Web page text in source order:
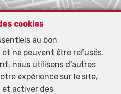
cookies
au bon
ne peuvent être refusés.
nous utilisons d’autres
expérience sur le site,
et activer des